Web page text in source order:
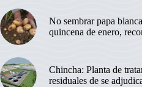
No sembrar papa
quincena de enero,
Chincha: Planta de
residuales de se